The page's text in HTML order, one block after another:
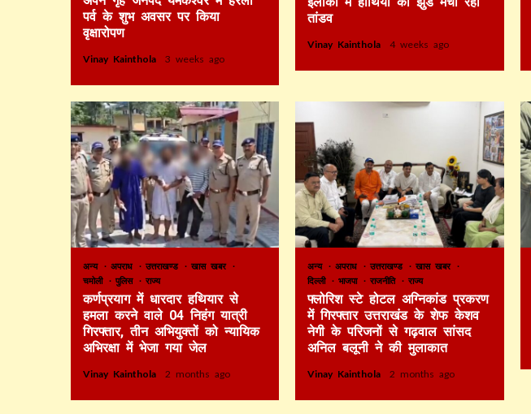
पर्व के शुभ अवसर पर किया
वृक्षारोपण
Vinay Kainthola 3 weeks ago
तांडव
Vinay Kainthola 4 weeks ago
अन्य अपराध उत्तराखण्ड
खास खबर
चमोली
पुलिस राज्य
कर्णप्रयाग में धारदार हथियार से
हमला करने वाले 04 निहंग यात्री
गिरफ्तार, तीन अभियुक्तों को न्यायिक
अभिरक्षा में भेजा गया जेल
Vinay Kainthola 2 months ago
अन्य अपराध उत्तराखण्ड
खास खबर
दिल्ली
भाजपा राजनीति राज्य
फ्लोरिश स्टे होटल अग्निकांड प्रकरण
में गिरफ्तार उत्तराखंड के शेफ केशव
नेगी के परिजनों से गढ़वाल सांसद
अनिल बलूनी ने की मुलाकात
Vinay Kainthola 2 months ago